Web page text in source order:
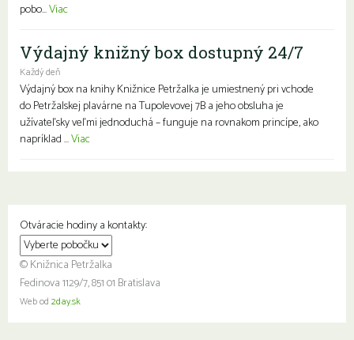
pobo...Viac
Výdajný knižný box dostupný 24/7
Každý deň
Výdajný box na knihy Knižnice Petržalka je umiestnený pri vchode
do Petržalskej plavárne na Tupolevovej 7B a jeho obsluha je
užívateľsky veľmi jednoduchá – funguje na rovnakom princípe, ako
napríklad ...Viac
Otváracie hodiny a kontakty:
© Knižnica Petržalka
Fedinova 1129/7, 851 01 Bratislava
Web od 2day.sk